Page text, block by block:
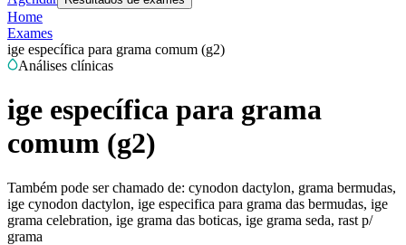
Home
Exames
ige específica para grama comum (g2)
Análises clínicas
ige específica para grama
comum (g2)
Também pode ser chamado de: cynodon dactylon, grama bermudas,
ige cynodon dactylon, ige especifica para grama das bermudas, ige
grama celebration, ige grama das boticas, ige grama seda, rast p/
grama